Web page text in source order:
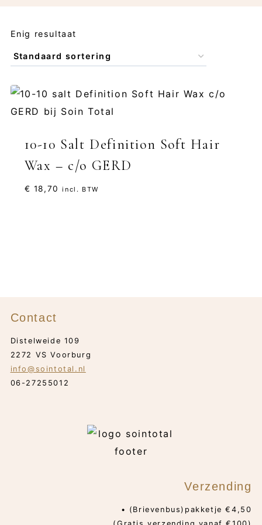
Enig resultaat
10-10 Salt Definition Soft Hair
Wax – c/o GERD
€ 18,70 incl. BTW
Contact
Distelweide 109
2272 VS Voorburg
info@sointotal.nl
06-27255012
Verzending
• (Brievenbus)pakketje €4,50